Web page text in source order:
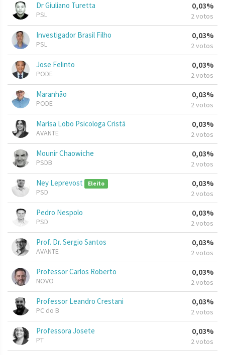
Dr Giuliano Turetta
PSL
0,03%
2 votos
Investigador Brasil Filho
PSL
0,03%
2 votos
Jose Felinto
PODE
0,03%
2 votos
Maranhão
PODE
0,03%
2 votos
Marisa Lobo Psicologa Cristã
AVANTE
0,03%
2 votos
Mounir Chaowiche
PSDB
0,03%
2 votos
Ney Leprevost Eleito
PSD
0,03%
2 votos
Pedro Nespolo
PSD
0,03%
2 votos
Prof. Dr. Sergio Santos
AVANTE
0,03%
2 votos
Professor Carlos Roberto
NOVO
0,03%
2 votos
Professor Leandro Crestani
PC do B
0,03%
2 votos
Professora Josete
PT
0,03%
2 votos